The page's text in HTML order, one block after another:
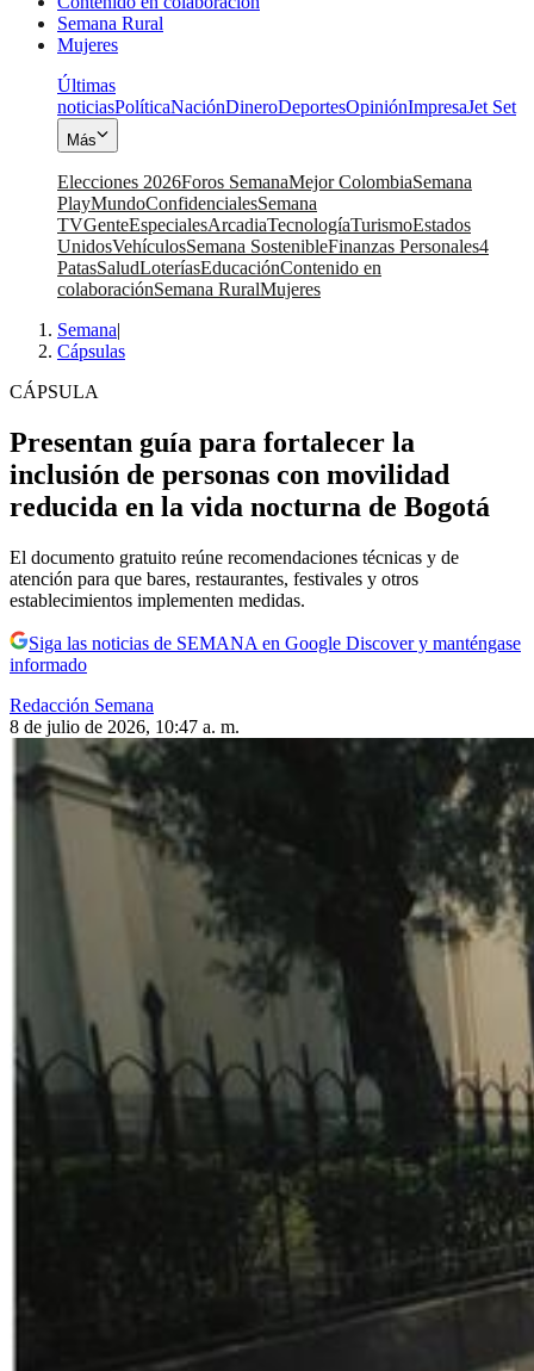
Semana Rural
Mujeres
Últimas
noticiasPolíticaNaciónDineroDeportesOpiniónImpresaJet Set
Más
Elecciones 2026Foros SemanaMejor ColombiaSemana
PlayMundoConfidencialesSemana
TVGenteEspecialesArcadiaTecnologíaTurismoEstados
UnidosVehículosSemana SostenibleFinanzas Personales4
PatasSaludLoteríasEducaciónContenido en
colaboraciónSemana RuralMujeres
Semana|
Cápsulas
CÁPSULA
Presentan guía para fortalecer la
inclusión de personas con movilidad
reducida en la vida nocturna de Bogotá
El documento gratuito reúne recomendaciones técnicas y de
atención para que bares, restaurantes, festivales y otros
establecimientos implementen medidas.
Siga las noticias de SEMANA en Google Discover y manténgase
informado
Redacción Semana
8 de julio de 2026, 10:47 a. m.